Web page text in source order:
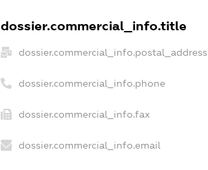
dossier.commercial_info.title
dossier.commercial_info.postal_address
dossier.commercial_info.phone
dossier.commercial_info.fax
dossier.commercial_info.email